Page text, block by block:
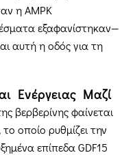
η AMPK
εξαφανίστηκαν—
αυτή η οδός για τη
Ενέργειας Μαζί
βερβερίνης φαίνεται
οποίο ρυθμίζει την
επίπεδα GDF15